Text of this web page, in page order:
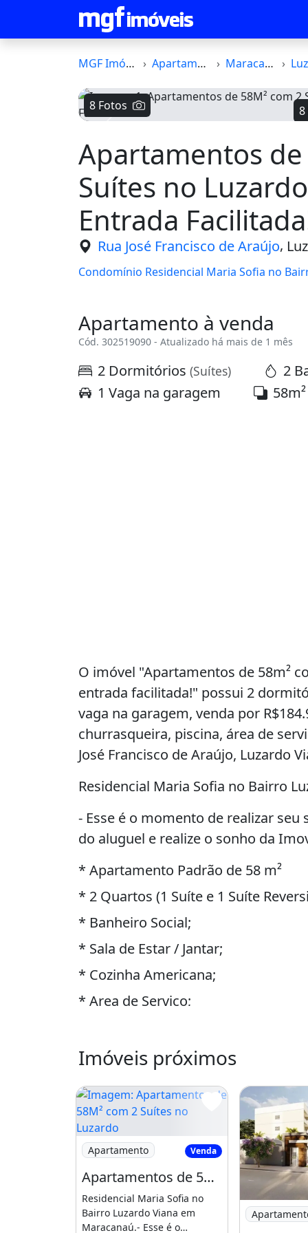
MGF Imóveis Apartamento Maracanaú
8 Fotos
8
Apartamentos de
Suítes no
Entrada
Rua José Francisco de Araújo,
Condomínio Residencial Maria Sofia no
Apartamento à venda
Cód. 302519090 - Atualizado há mais de 1 mês
2 Dormitórios (Suítes)
2
1 Vaga na garagem
O imóvel "Apartamentos de 58m²
entrada facilitada!" possui 2
vaga na garagem, venda por
churrasqueira, piscina, área de
José Francisco de Araújo, Luzardo
Residencial Maria Sofia no Bairro
- Esse é o momento de realizar
do aluguel e realize o sonho da
* Apartamento Padrão de 58 m²
* 2 Quartos (1 Suíte e 1 Suíte
* Banheiro Social;
* Sala de Estar / Jantar;
* Cozinha Americana;
* Area de Serviço;
- Lazer e Segurança:
* Deck;
* Piscina;
* Paisagismo;
* Churrasqueira;
* Cerca Eletrica;
* Cerca Aspiral;
Imóveis próximos
Imagem: Apartamentos de 58M² com 2
Apartamento Venda
Apartamentos de 58M² com 2 Suítes no Luzardo Viana, Entrada Facilitada!
Residencial Maria Sofia no
Bairro Luzardo Viana em
Maracanaú.- Esse é o
Imagem: